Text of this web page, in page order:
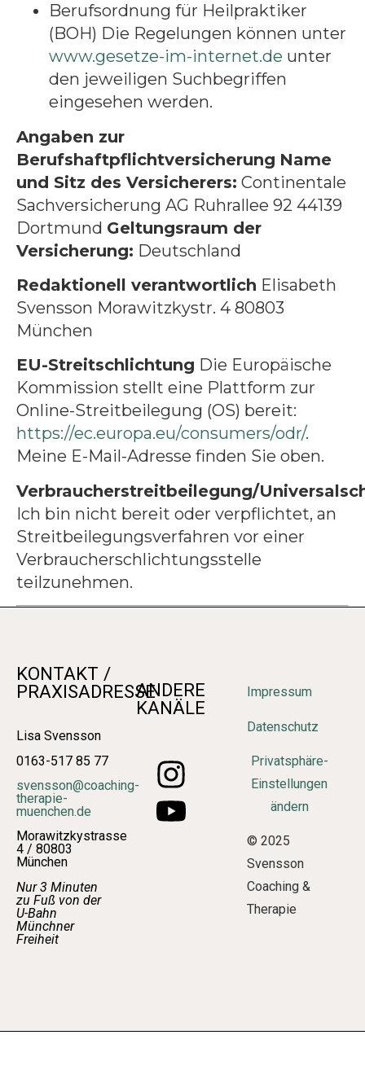
Berufsordnung für Heilpraktiker
(BOH) Die Regelungen können unter
www.gesetze-im-internet.de unter
den jeweiligen Suchbegriffen
eingesehen werden.
Angaben zur
Berufshaftpflichtversicherung Name
und Sitz des Versicherers: Continentale
Sachversicherung AG Ruhrallee 92 44139
Dortmund Geltungsraum der
Versicherung: Deutschland
Redaktionell verantwortlich Elisabeth
Svensson Morawitzkystr. 4 80803
München
EU-Streitschlichtung Die Europäische
Kommission stellt eine Plattform zur
Online-Streitbeilegung (OS) bereit:
https://ec.europa.eu/consumers/odr/.
Meine E-Mail-Adresse finden Sie oben.
Verbraucherstreitbeilegung/
Ich bin nicht bereit oder verpflichtet, an
Streitbeilegungsverfahren vor einer
Verbraucherschlichtungsstelle
teilzunehmen.
KONTAKT /
PRAXISADRESSE
Lisa Svensson
0163-517 85 77
svensson@coaching-
therapie-
muenchen.de
Morawitzkystrasse
4 / 80803
München
Nur 3 Minuten
zu Fuß von der
U-Bahn
Münchner
Freiheit
ANDERE
KANÄLE
Impressum
Datenschutz
Privatsphäre-
Einstellungen
ändern
© 2025
Svensson
Coaching &
Therapie